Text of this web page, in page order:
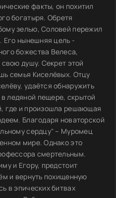
факты, он похитил
богатыря. Обретя
зелью, Соловей пережил
Его нынешняя цель -
божества Велеса,
душу. Секрет этой
семья Киселёвых. Отцу
удаётся обнаружить
ледяной пещере, скрытой
где и произошла решающая
Благодаря новаторской
сердцу" – Муромец
мире. Однако это
смертельным.
и Егору, предстоит
и вернуть похищенную
в эпических битвах